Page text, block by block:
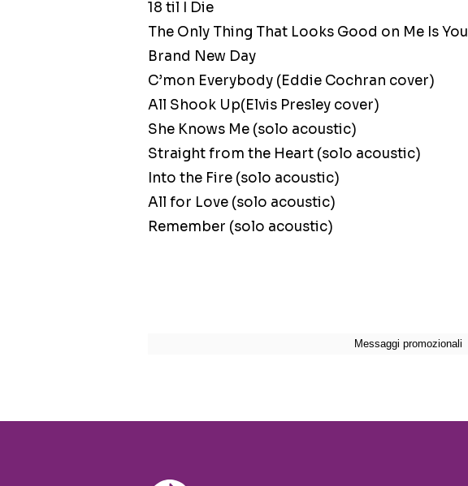
18 til I Die
The Only Thing That Looks Good on Me Is You
Brand New Day
C’mon Everybody (Eddie Cochran cover)
All Shook Up(Elvis Presley cover)
She Knows Me (solo acoustic)
Straight from the Heart (solo acoustic)
Into the Fire (solo acoustic)
All for Love (solo acoustic)
Remember (solo acoustic)